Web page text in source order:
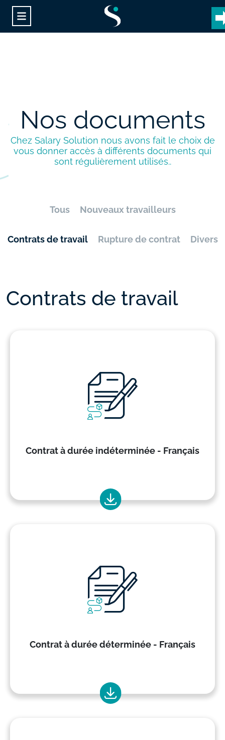
Nos documents
Chez Salary Solution nous avons fait le choix de
vous donner accès à différents documents qui
sont régulièrement utilisés..
Tous Nouveaux travailleurs
Contrats de travail Rupture de contrat Divers
Contrats de travail
Contrat à durée indéterminée - Français
Contrat à durée déterminée - Français